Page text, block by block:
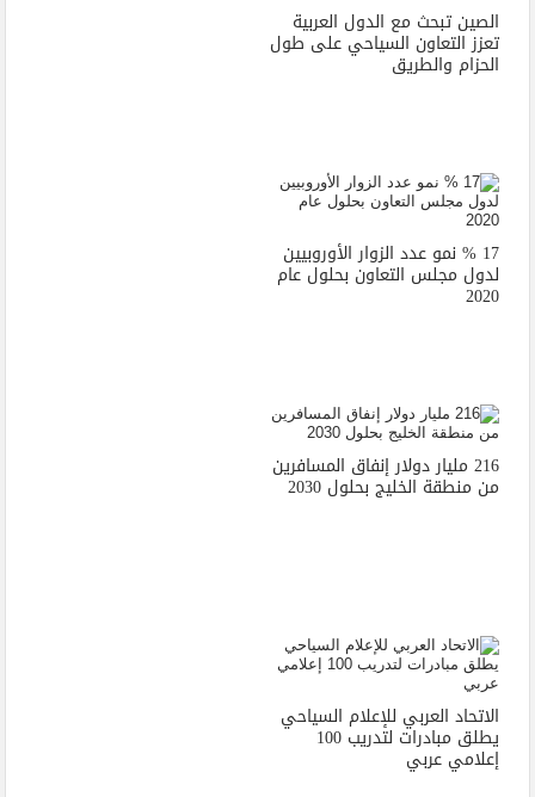
الصين تبحث مع الدول العربية
تعزز التعاون السياحي على طول
الحزام والطريق
17 % نمو عدد الزوار الأوروبيين
لدول مجلس التعاون بحلول عام
2020
216 مليار دولار إنفاق المسافرين
من منطقة الخليج بحلول 2030
الاتحاد العربي للإعلام السياحي
يطلق مبادرات لتدريب 100
إعلامي عربي